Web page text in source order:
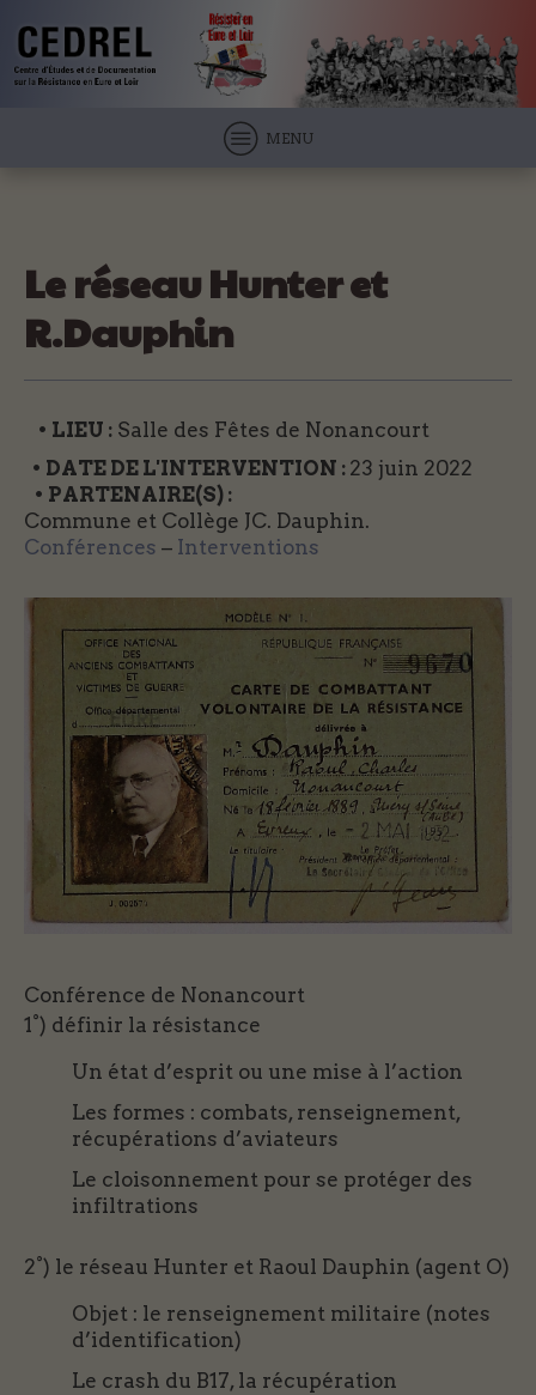
MENU
Le réseau Hunter et
R.Dauphin
• LIEU : Salle des Fêtes de Nonancourt
• DATE DE L'INTERVENTION : 23 juin 2022
• PARTENAIRE(S) :
Commune et Collège JC. Dauphin.
Conférences – Interventions
Conférence de Nonancourt
1°) définir la résistance
Un état d’esprit ou une mise à l’action
Les formes : combats, renseignement,
récupérations d’aviateurs
Le cloisonnement pour se protéger des
infiltrations
2°) le réseau Hunter et Raoul Dauphin (agent O)
Objet : le renseignement militaire (notes
d’identification)
Le crash du B17, la récupération